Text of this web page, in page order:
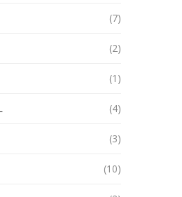
(7)
(2)
(1)
(4)
(3)
(10)